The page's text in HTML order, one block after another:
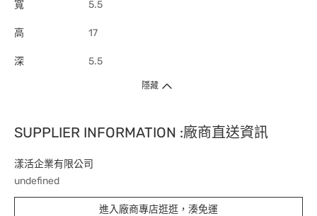
寬 5.5
高 17
深 5.5
隱藏
SUPPLIER INFORMATION :廠商直送資訊
漾活企業有限公司
undefined
進入廠商專店逛逛，湊免運